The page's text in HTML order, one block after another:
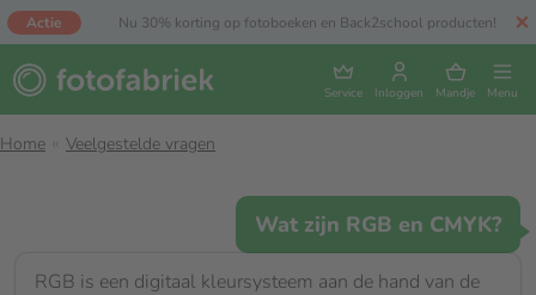
Actie Nu 30% korting op fotoboeken en Back2school producten!
Service Inloggen Mandje Menu
Home Veelgestelde vragen
Wat zijn RGB en CMYK?
RGB is een digitaal kleursysteem aan de hand van de